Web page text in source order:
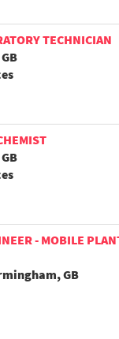
TECHNICIAN
- MOBILE
GB